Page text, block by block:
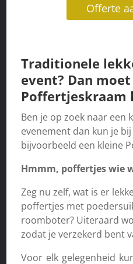
Offerte
Traditionele
event? Dan
Poffertjeskraam
Ben je op zoek naar
evenement dan kun je bij
bijvoorbeeld een kleine
Hmmm, poffertjes wie
Zeg nu zelf, wat is er
poffertjes met
roomboter? Uiteraard
zodat je verzekerd bent
Voor elk gelegenheid